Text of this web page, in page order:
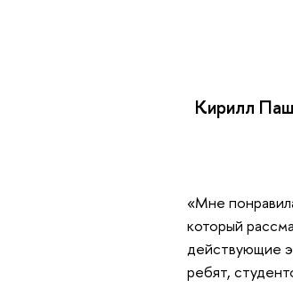
Кирилл
«Мне
который
действующие
ребят,